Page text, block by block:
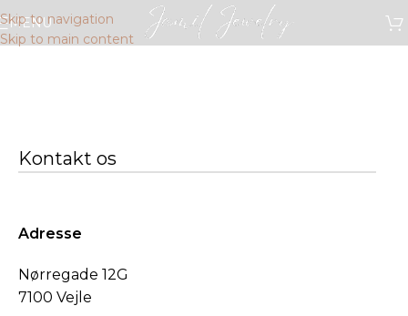
Skip to navigation
Skip to main content
MENU
Kontakt os
Adresse
Nørregade 12G
7100 Vejle